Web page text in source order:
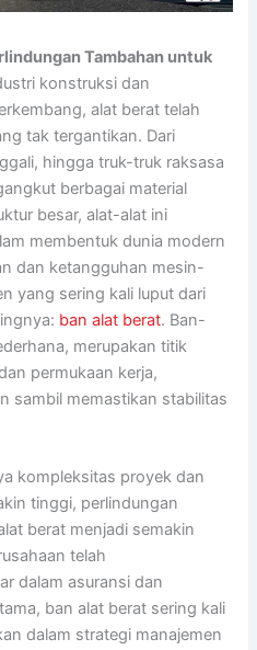
Tambahan untuk
konstruksi dan
alat berat telah
tak tergantikan. Dari
hingga truk-truk raksasa
berbagai material
besar, alat-alat ini
membentuk dunia modern
dan ketangguhan mesin-
yang sering kali luput dari
ban alat berat. Ban-
merupakan titik
permukaan kerja,
sambil memastikan stabilitas
kompleksitas proyek dan
tinggi, perlindungan
berat menjadi semakin
telah
dalam asuransi dan
ban alat berat sering kali
dalam strategi manajemen